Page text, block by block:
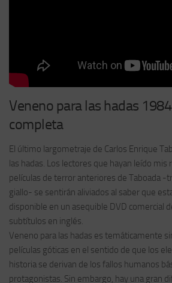
Veneno para las hadas
completa
El último largometraje de Carlos Enrique
las hadas. Los lectores que hayan leído mis
películas de terror anteriores de Taboada -
giallo- se sentirán aliviados al saber que
disponible en un asequible DVD comercial
subtítulos en inglés.
Veneno para las hadas es temáticamente
películas góticas en el sentido de que los
historia se derivan de los fallos humanos
protagonistas. Sin embargo, hay una gran